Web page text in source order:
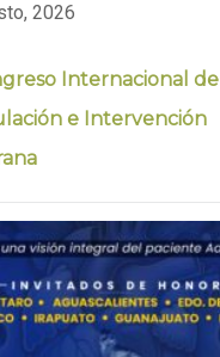
2026
Internacional de
e Intervención